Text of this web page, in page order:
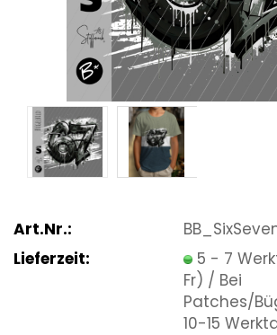
Art.Nr.:
Lieferzeit:
5 - 7
Fr) / Bei
Patches/
10-15